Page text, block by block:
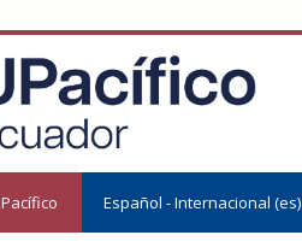
Español - Internacional ‎(es)‎